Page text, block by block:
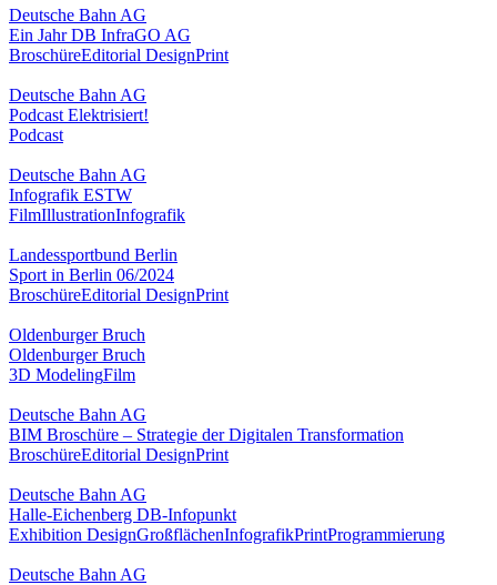
Deutsche Bahn AG
Ein Jahr DB InfraGO AG
BroschüreEditorial DesignPrint
Deutsche Bahn AG
Podcast Elektrisiert!
Podcast
Deutsche Bahn AG
Infografik ESTW
FilmIllustrationInfografik
Landessportbund Berlin
Sport in Berlin 06/2024
BroschüreEditorial DesignPrint
Oldenburger Bruch
Oldenburger Bruch
3D ModelingFilm
Deutsche Bahn AG
BIM Broschüre – Strategie der Digitalen Transformation
BroschüreEditorial DesignPrint
Deutsche Bahn AG
Halle-Eichenberg DB-Infopunkt
Exhibition DesignGroßflächenInfografikPrintProgrammierung
Deutsche Bahn AG